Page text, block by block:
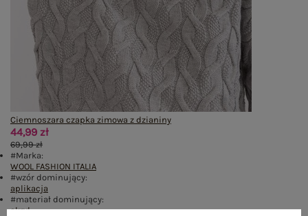
Ciemnoszara czapka zimowa z dzianiny
44,99 zł
69,99 zł
#Marka:
WOOL FASHION ITALIA
#wzór dominujący:
aplikacja
#materiał dominujący:
akryl